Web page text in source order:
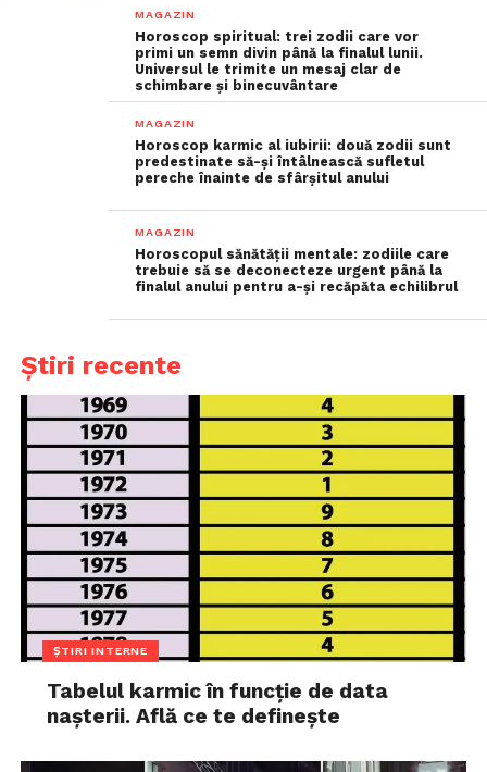
MAGAZIN
Horoscop spiritual: trei zodii care vor
primi un semn divin până la finalul lunii.
Universul le trimite un mesaj clar de
schimbare și binecuvântare
MAGAZIN
Horoscop karmic al iubirii: două zodii sunt
predestinate să-și întâlnească sufletul
pereche înainte de sfârșitul anului
MAGAZIN
Horoscopul sănătății mentale: zodiile care
trebuie să se deconecteze urgent până la
finalul anului pentru a-și recăpăta echilibrul
Știri recente
ȘTIRI INTERNE
Tabelul karmic în funcție de data
nașterii. Află ce te definește